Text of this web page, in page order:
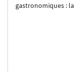
gastronomiques :